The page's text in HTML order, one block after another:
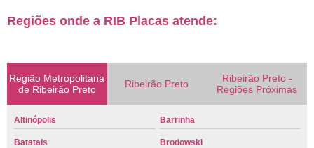
Regiões onde a RIB Placas atende:
Região Metropolitana
de Ribeirão Preto
Ribeirão Preto
Ribeirão Preto -
Regiões Próximas
Altinópolis Barrinha
Batatais Brodowski